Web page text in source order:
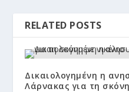
RELATED POSTS
Δικαιολογημένη η
Λάρνακας για τη